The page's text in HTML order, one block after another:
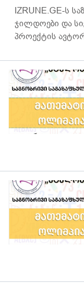
IZRUNE.GE-ს
ჯილდოები და
პროექტის